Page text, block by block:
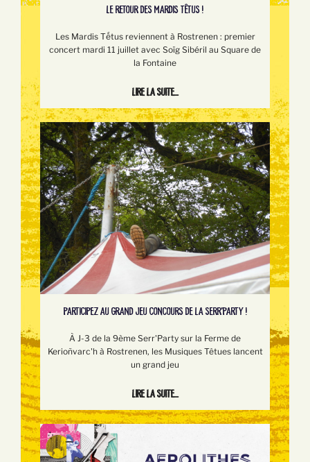
LE RETOUR DES MARDIS TÊTUS !
Les Mardis Tếtus reviennent à Rostrenen : premier
concert mardi 11 juillet avec Soïg Sibéril au Square de
la Fontaine
Lire la suite...
PARTICIPEZ AU GRAND JEU CONCOURS DE LA SERR'PARTY !
À J-3 de la 9ème Serr'Party sur la Ferme de
Kerioñvarc'h à Rostrenen, les Musiques Têtues lancent
un grand jeu
Lire la suite...